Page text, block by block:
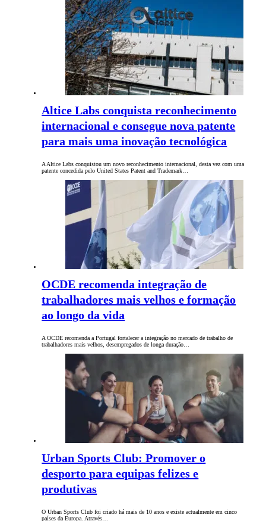
Altice Labs conquista reconhecimento
internacional e consegue nova patente
para mais uma inovação tecnológica
A Altice Labs conquistou um novo reconhecimento internacional, desta vez com uma
patente concedida pelo United States Patent and Trademark…
OCDE recomenda integração de
trabalhadores mais velhos e formação
ao longo da vida
A OCDE recomenda a Portugal fortalecer a integração no mercado de trabalho de
trabalhadores mais velhos, desempregados de longa duração…
Urban Sports Club: Promover o
desporto para equipas felizes e
produtivas
O Urban Sports Club foi criado há mais de 10 anos e existe actualmente em cinco
países da Europa. Através…